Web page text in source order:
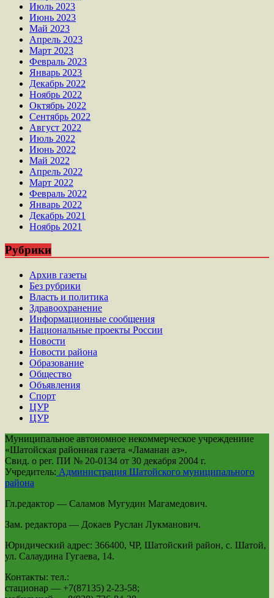
Июль 2023
Июнь 2023
Май 2023
Апрель 2023
Март 2023
Февраль 2023
Январь 2023
Декабрь 2022
Ноябрь 2022
Октябрь 2022
Сентябрь 2022
Август 2022
Июль 2022
Июнь 2022
Май 2022
Апрель 2022
Март 2022
Февраль 2022
Январь 2022
Декабрь 2021
Ноябрь 2021
Рубрики
Архив газеты
Без рубрики
Власть и политика
Здравоохранение
Информационные сообщения
Национальные проекты России
Новости
Новости района
Образование
Общество
Объявления
Спорт
ЦУР
ЦУР
Муниципальное автономное некоммерческое учреждениие
«Шатойская районная газета «Ламанан аз».
Свид. о рег. ПИ № 20-0134 от 30 декабря 2004 г.
Учредитель: Администрация Шатойского муниципального
района
Гл.редактор — Саламов Мугудин Магамедович.
Зам. редактора — Докаев Руслан Лукманович.
Юридический адрес: 366400, ЧР, Шатойский район, с. Шатой,
ул. Салаудина Гугаева, 14.
Контакты: тел.:
стационар — +7(87135) 2-23-58;